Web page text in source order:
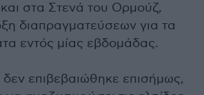
στα Στενά του Ορμούζ,
διαπραγματεύσεων για τα
εντός μίας εβδομάδας.
δεν επιβεβαιώθηκε επισήμως,